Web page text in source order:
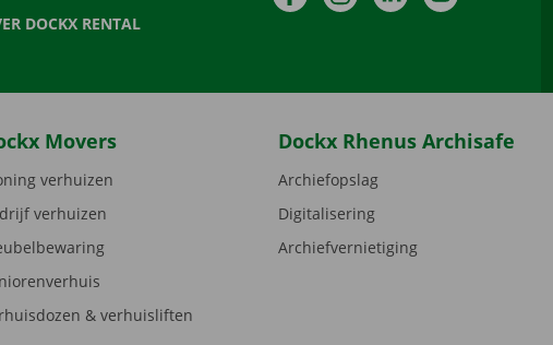
DOCKX RENTAL
Movers
verhuizen
verhuizen
& verhuisliften
Dockx Rhenus Archisafe
Archiefopslag
Digitalisering
Archiefvernietiging